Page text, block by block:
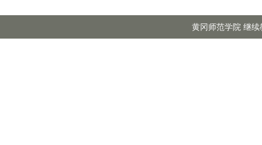
黄冈师范学院 继